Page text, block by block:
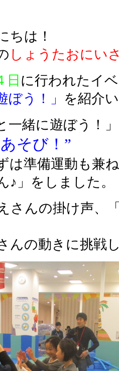
ちは！
しょうたおにい
日 に行われたイ
ぼう！」 を紹介
一緒に遊ぼう！
そび！”
は準備運動も兼
♪」をしました。
さんの掛け声、
んの動きに挑戦